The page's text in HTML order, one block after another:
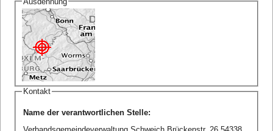
Kontakt
Name der verantwortlichen Stelle: